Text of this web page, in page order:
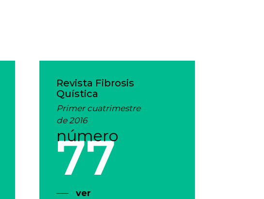
Revista Fibrosis
Quística
Primer cuatrimestre
de 2016
número
77
ver